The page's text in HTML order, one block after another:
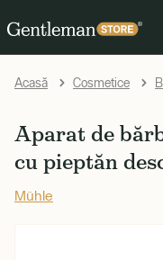
Acasă Cosmetice
Aparat de
cu pieptăn
Mühle